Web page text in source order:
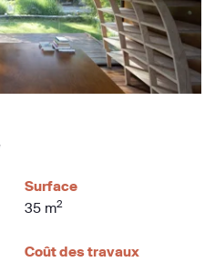
Surface
35 m2
Coût des travaux